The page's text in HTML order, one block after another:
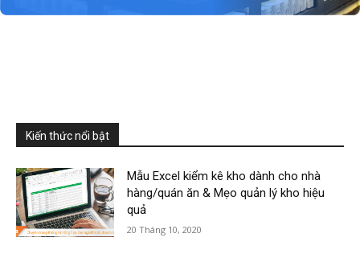
Kiến thức nổi bật
Mẫu Excel kiểm kê kho dành cho nhà
hàng/quán ăn & Mẹo quản lý kho hiệu
quả
20 Tháng 10, 2020